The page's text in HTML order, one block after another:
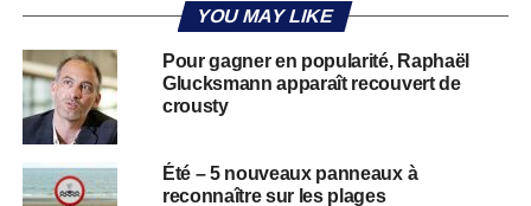
YOU MAY LIKE
Pour gagner en popularité, Raphaël
Glucksmann apparaît recouvert de
crousty
Été – 5 nouveaux panneaux à
reconnaître sur les plages